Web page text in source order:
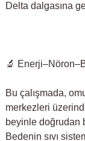
Delta dalgasına
🔬
Bu çalışmada,
merkezleri
beyinle doğrudan
Bedenin sıvı